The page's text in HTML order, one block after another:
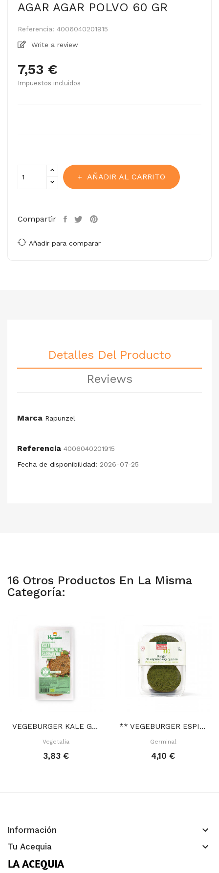
AGAR AGAR POLVO 60 GR
Referencia: 4006040201915
Write a review
7,53 €
Impuestos incluidos
AÑADIR AL CARRITO
Compartir
Añadir para comparar
Detalles Del Producto
Reviews
Marca Rapunzel
Referencia 4006040201915
Fecha de disponibilidad: 2026-07-25
16 Otros Productos En La Misma
Categoría:
VEGEBURGER KALE GARBANZO SARRACENO 2X80 GR
Vegetalia
3,83 €
** VEGEBURGER ESPINACAS QUINUA 180 GR
Germinal
4,10 €
Información keyboard_arrow_down
Tu Acequia keyboard_arrow_down